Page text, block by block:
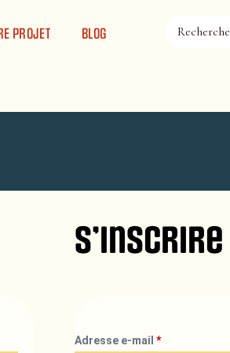
PROJET BLOG
S’inscrire
Adresse e-mail*